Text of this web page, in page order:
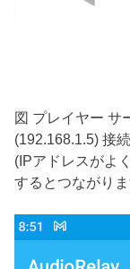
図 プレイヤー サ
(192.168.1.5) 接
(IPアドレスがよ
するとつながり